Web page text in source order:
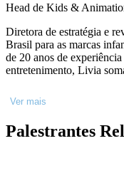
Head de Kids &
Diretora de estratégia e
Brasil para as marcas
de 20 anos de
entretenimento, Livia
ingressar na WBD, em
outras marcas do
Ver mais
Palestrantes